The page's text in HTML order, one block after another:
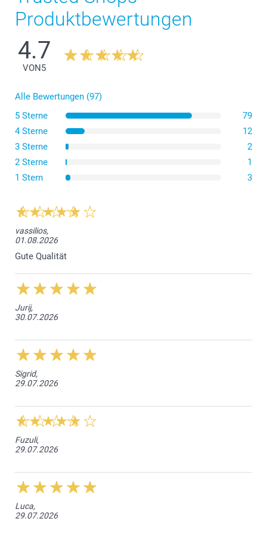
Produktbewertungen
4.7
VON5
Alle Bewertungen (97)
5 Sterne
79
4 Sterne
12
3 Sterne
2
2 Sterne
1
1 Stern
3
vassilios,
01.08.2026
Gute Qualität
Jurij,
30.07.2026
Sigrid,
29.07.2026
Fuzuli,
29.07.2026
Luca,
29.07.2026